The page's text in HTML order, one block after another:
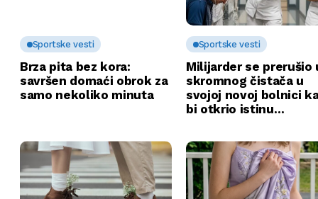
Sportske vesti
Brza pita bez kora:
savršen domaći obrok za
samo nekoliko minuta
Sportske vesti
Milijarder se prerušio
skromnog čistača u
svojoj novoj bolnici
bi otkrio istinu…